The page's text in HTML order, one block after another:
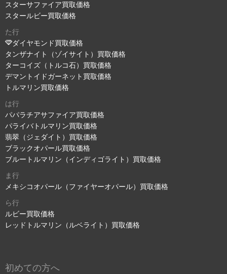
スターサファイア買取価格
スタールビー買取価格
た行
ダイヤモンド買取価格
タンザナイト（ゾイサイト）買取価格
ターコイズ（トルコ石）買取価格
デマントイドガーネット買取価格
トルマリン買取価格
は行
パパラチアサファイア買取価格
パライバトルマリン買取価格
翡翠（ジェダイト）買取価格
ブラックオパール買取価格
ブルートルマリン（インディゴライト）買取価格
ま行
メキシコオパール（ファイヤーオパール）買取価格
ら行
ルビー買取価格
レッドトルマリン（ルベライト）買取価格
初めての方へ